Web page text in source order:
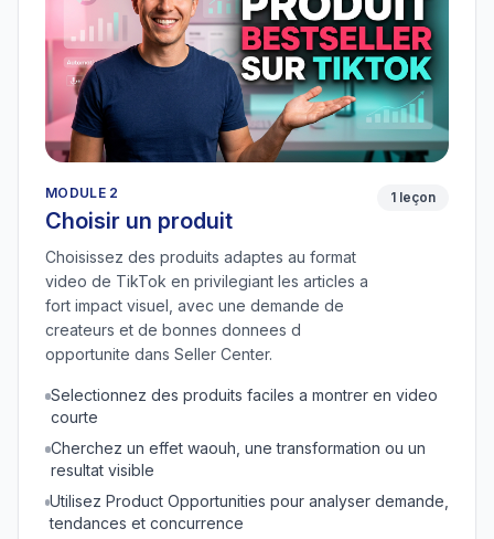
MODULE 2
Choisir un produit
Choisissez des produits adaptes au format
video de TikTok en privilegiant les articles a
fort impact visuel, avec une demande de
createurs et de bonnes donnees d
opportunite dans Seller Center.
1 leçon
Selectionnez des produits faciles a montrer en video
courte
Cherchez un effet waouh, une transformation ou un
resultat visible
Utilisez Product Opportunities pour analyser demande,
tendances et concurrence